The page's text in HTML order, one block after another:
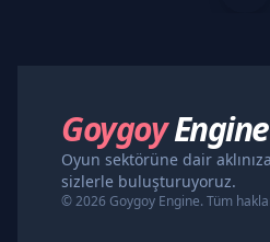
GoygoyEngine
Oyun sektörüne dair
sizlerle buluşturuyoruz.
© 2026 Goygoy Engine. Tüm